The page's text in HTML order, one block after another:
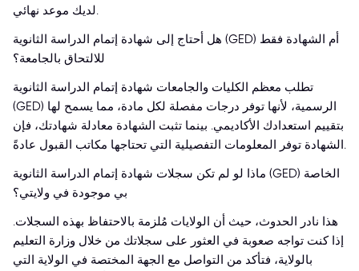
لديك موعد نهائي.
هل أحتاج إلى شهادة إتمام الدراسة الثانوية (GED) أم الشهادة فقط
للالتحاق بالجامعة؟
تطلب معظم الكليات والجامعات شهادة إتمام الدراسة الثانوية
(GED) الرسمية، لأنها توفر درجات مفصلة لكل مادة، مما يسمح لها
بتقييم استعدادك الأكاديمي. بينما تثبت الشهادة معادلة شهادتك، فإن
الشهادة توفر المعلومات التفصيلية التي تحتاجها مكاتب القبول عادةً.
ماذا لو لم تكن سجلات شهادة إتمام الدراسة الثانوية (GED) الخاصة
بي موجودة في ولايتي؟
هذا نادر الحدوث، حيث أن الولايات مُلزمة بالاحتفاظ بهذه السجلات.
إذا كنت تواجه صعوبة في العثور على سجلاتك من خلال وزارة التعليم
بالولاية، فتأكد من التواصل مع الجهة المختصة في الولاية التي